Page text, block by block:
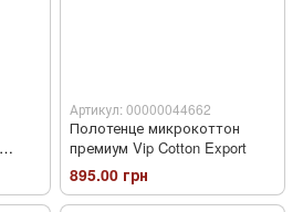
Артикул: 00000044662
Полотенце микрокоттон
премиум Vip Cotton Export
895.00 грн